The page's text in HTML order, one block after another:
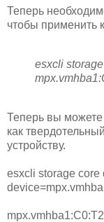
Теперь
чтобы применить
esxcli
Теперь вы можете
как
устройству.
esxcli storage core